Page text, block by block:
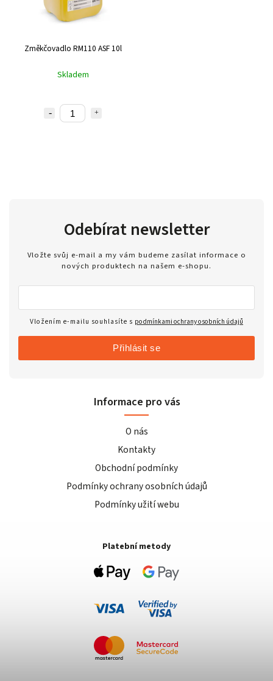
Změkčovadlo RM110 ASF 10l
Skladem
Odebírat newsletter
Vložte svůj e-mail a my vám budeme zasílat informace o
nových produktech na našem e-shopu.
Vložením e-mailu souhlasíte s podmínkami ochrany osobních údajů
Přihlásit se
Informace pro vás
O nás
Kontakty
Obchodní podmínky
Podmínky ochrany osobních údajů
Podmínky užití webu
Platební metody